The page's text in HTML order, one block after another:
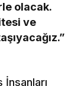
olacak.
ve